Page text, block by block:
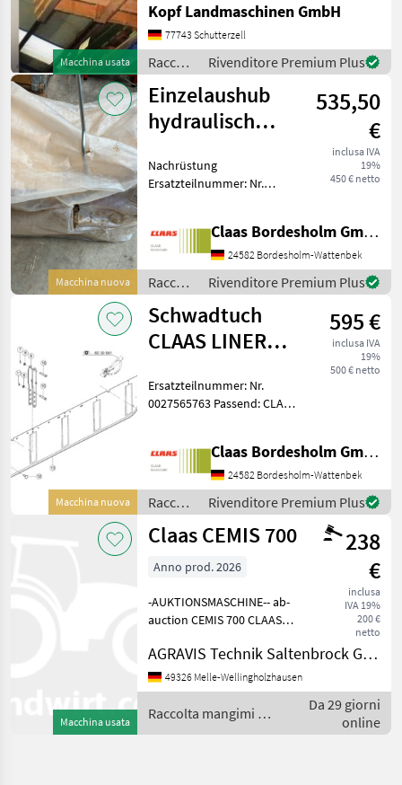
Macchina usata
Multifunktionsgetriebe für
Kreiselheuer (Int. Nr.
12946) 850 EUR zzgl
Kopf Landmaschinen GmbH
77743 Schutterzell
Raccolta
mangimi
/ Claas
Rivenditore Premium Plus
Macchina nuova
Einzelaushub
hydraulisch
2800,2900 B
535,50
€
inclusa IVA
19%
450 € netto
Nachrüstung
Ersatzteilnummer: Nr.
verpackt Raccolta mangimi
Altre macchine per raccolta
mangimi
Claas Bordesholm GmbH
24582 Bordesholm-Wattenbek
Raccolta
mangimi
/ Claas
Rivenditore Premium Plus
Macchina nuova
Schwadtuch
CLAAS LINER
Business/Trend
595 €
inclusa IVA
19%
500 € netto
Ersatzteilnummer: Nr.
0027565763 Passend: CLAAS
Altre macchine per raccolta
mangimi
Claas Bordesholm GmbH
24582 Bordesholm-Wattenbek
Raccolta
mangimi
/ Claas
Rivenditore Premium Plus
Macchina usata
Claas CEMIS 700
238
€
inclusa
IVA 19%
200 €
netto
Anno prod. 2026
-AUKTIONSMASCHINE-- ab-
auction CEMIS 700 CLAAS
Serienausstattung Auf diese
Maschine können Sie Online
bieten Der Startpreis
beträgt 200.00 EUR excl.
AGRAVIS Technik Saltenbrock GmbH
49326 Melle-Wellingholzhausen
Raccolta mangimi /
Claas
Da 29 giorni
online